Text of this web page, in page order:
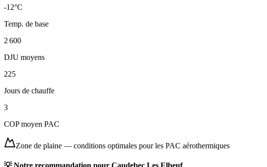
-12°C
Temp. de base
2 600
DJU moyens
225
Jours de chauffe
3
COP moyen PAC
Zone de plaine — conditions optimales pour les PAC aérothermiques
💡 Notre recommandation pour Caudebec Les Elbeuf